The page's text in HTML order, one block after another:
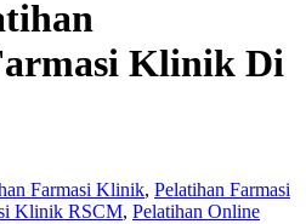
Klinik Di
Farmasi Klinik, Pelatihan Farmasi
Klinik RSCM, Pelatihan Online